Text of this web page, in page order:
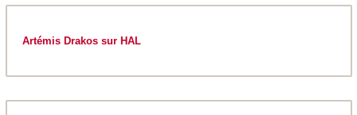
Artémis Drakos sur HAL